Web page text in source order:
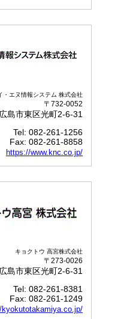
・エヌ情報システム 株式会社
〒732-0052
島市東区光町2-6-31
Tel: 082-261-1256
Fax: 082-261-8858
https://www.knc.co.jp/
キョクトウ 高宮株式会社
〒273-0026
島市東区光町2-6-31
Tel: 082-261-8381
Fax: 082-261-1249
kyokutotakamiya.co.jp/